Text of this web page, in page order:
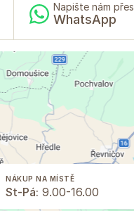
Napište nám přes
WhatsApp
NÁKUP NA MÍSTĚ
St-Pá: 9.00-16.00